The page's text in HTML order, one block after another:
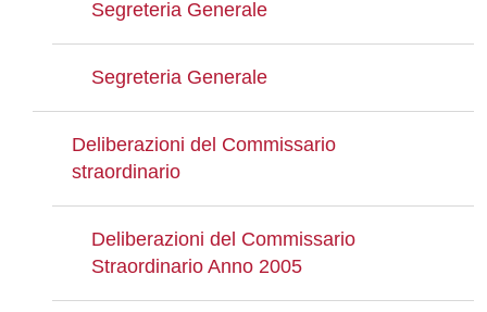
Segreteria Generale
Segreteria Generale
Deliberazioni del Commissario
straordinario
Deliberazioni del Commissario
Straordinario Anno 2005